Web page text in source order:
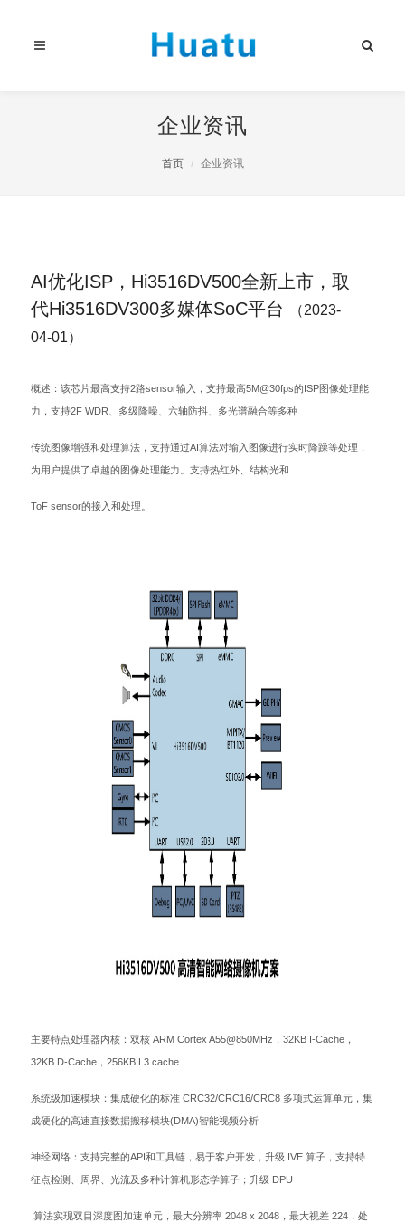
企业资讯
首页 企业资讯
AI优化ISP，Hi3516DV500全新上市，取
代Hi3516DV300多媒体SoC平台
（2023-
04-01）
概述：该芯片最高支持2路sensor输入，支持最高5M@30fps的ISP图像处理能
力，支持2F WDR、多级降噪、六轴防抖、多光谱融合等多种
传统图像增强和处理算法，支持通过AI算法对输入图像进行实时降躁等处理，
为用户提供了卓越的图像处理能力。支持热红外、结构光和
ToF sensor的接入和处理。
主要特点处理器内核：双核 ARM Cortex A55@850MHz，32KB I-Cache，
32KB D-Cache，256KB L3 cache
系统级加速模块：集成硬化的标准 CRC32/CRC16/CRC8 多项式运算单元，集
成硬化的高速直接数据搬移模块(DMA)智能视频分析
神经网络：支持完整的API和工具链，易于客户开发，升级 IVE 算子，支持特
征点检测、周界、光流及多种计算机形态学算子；升级 DPU
算法实现双目深度图加速单元，最大分辨率 2048 x 2048，最大视差 224，处